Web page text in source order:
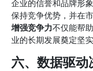
企业的信誉和品牌形
保持竞争优势，并在
增强竞争力不仅能帮
业的长期发展奠定坚实
六、数据驱动